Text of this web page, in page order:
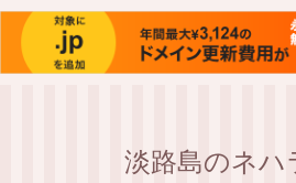
淡路島のネハ